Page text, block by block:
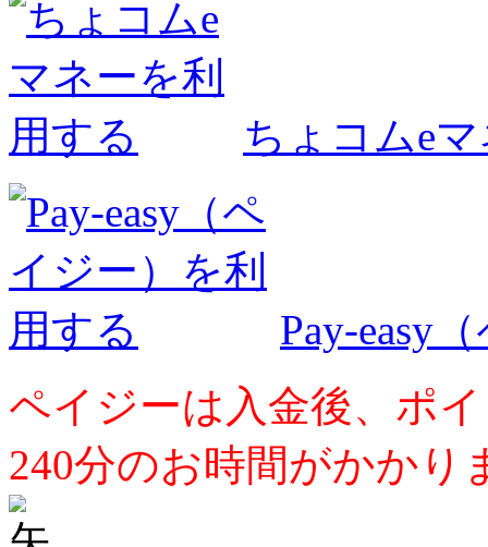
ちょコムe
Pay-easy
ペイジーは入金後、ポ
240分のお時間がかかり